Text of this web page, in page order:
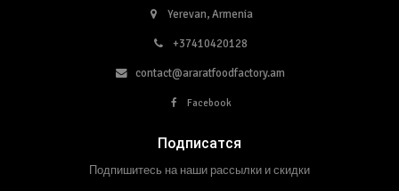
Yerevan, Armenia
+37410420128
contact@araratfoodfactory.am
Facebook
Подписатся
Подпишитесь на наши рассылки и скидки